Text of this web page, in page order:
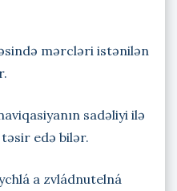
mərcləri istənilən
sadəliyi ilə
edə bilər.
a zvládnutelná